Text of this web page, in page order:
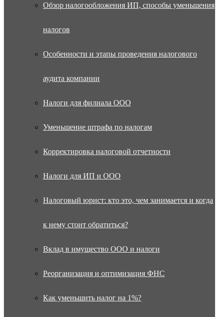
Обзор налогообложения ИП, способы уменьшения
налогов
Особенности и этапы проведения налогового
аудита компании
Налоги для филиала ООО
Уменьшение штрафа по налогам
Корректировка налоговой отчетности
Налоги для ИП и ООО
Налоговый юрист: кто это, чем занимается и когда
к нему стоит обратиться?
Вклад в имущество ООО и налоги
Реорганизация и оптимизация ФНС
Как уменьшить налог на 1%?